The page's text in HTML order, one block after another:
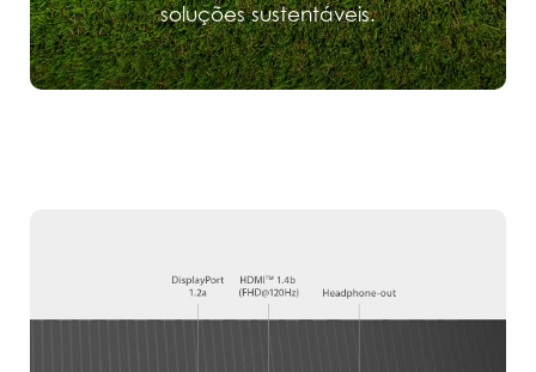
soluções sustentáveis.